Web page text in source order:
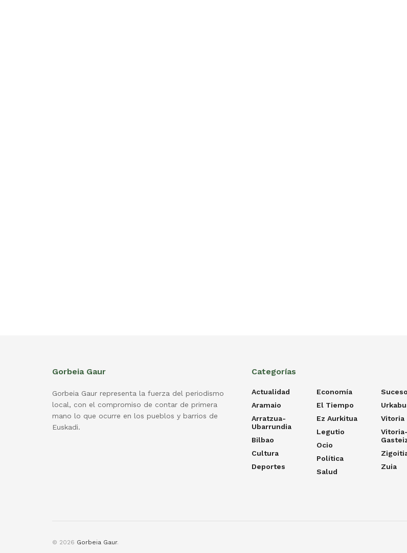
Gorbeia Gaur
Gorbeia Gaur representa la fuerza del periodismo
local, con el compromiso de contar de primera
mano lo que ocurre en los pueblos y barrios de
Euskadi.
Categorías
Actualidad
Aramaio
Arratzua-
Ubarrundia
Bilbao
Cultura
Deportes
Economía
El Tiempo
Ez Aurkitua
Legutio
Ocio
Política
Salud
Vitoria
Vitoria-
Zuia
© 2026 Gorbeia Gaur.